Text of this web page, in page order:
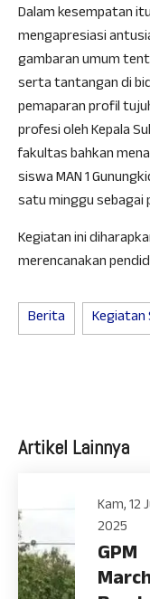
Dalam kesempatan
mengapresiasi
gambaran umum
serta tantangan di
pemaparan profil
profesi oleh Kepala
fakultas bahkan
siswa MAN 1
satu minggu sebagai
Kegiatan ini
merencanakan
Berita Kegiatan
Artikel Lainnya
Kam, 12
2025
GPM